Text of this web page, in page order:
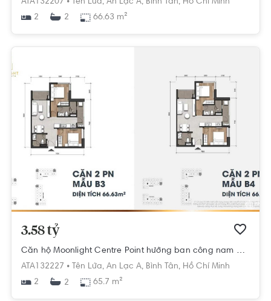
ATA132207 • Tên Lửa, An Lạc A, Bình Tân, Hồ Chí Minh
2
2 66.63 m²
3.58 tỷ
Căn hộ Moonlight Centre Point hướng ban công nam nội thất cơ bản diện tích 65.7m².
ATA132227 • Tên Lửa, An Lạc A, Bình Tân, Hồ Chí Minh
2
2 65.7 m²